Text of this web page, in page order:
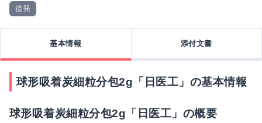
後発
基本情報 添付文書
球形吸着炭細粒分包2g「日医工」の基本情報
球形吸着炭細粒分包2g「日医工」の概要